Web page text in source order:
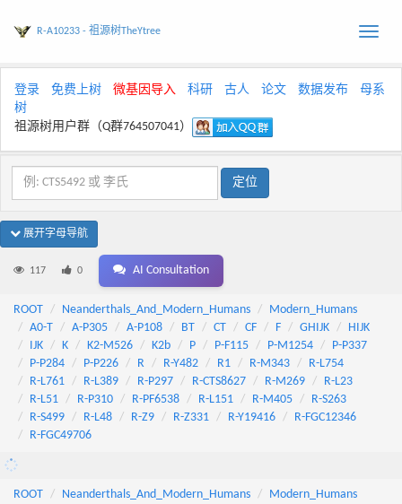
Toggle
R-A10233 - 祖源树TheYtree
登录 免费上树 微基因导入 科研 古人 论文 数据发布
母系
树
祖源树用户群（Q群764507041）
展开字母导航
117 0 AI Consultation
ROOT Neanderthals_And_Modern_Humans
Modern_Humans
A0-T
A-P305 A-P108 BT CT CF F GHIJK
HIJK
IJK
K K2-M526 K2b P P-F115 P-M1254
P-P337
P-P284
P-P226 R R-Y482 R1 R-M343
R-L754
R-L761
R-L389 R-P297 R-CTS8627 R-M269
R-L23
R-L51
R-P310 R-PF6538 R-L151 R-M405
R-S263
R-S499
R-L48 R-Z9 R-Z331 R-Y19416
R-FGC12346
R-FGC49706
ROOT Neanderthals_And_Modern_Humans
Modern_Humans